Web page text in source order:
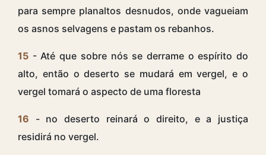
para sempre planaltos desnudos, onde vagueiam
os asnos selvagens e pastam os rebanhos.
15 - Até que sobre nós se derrame o espírito do
alto, então o deserto se mudará em vergel, e o
vergel tomará o aspecto de uma floresta
16 - no deserto reinará o direito, e a justiça
residirá no vergel.